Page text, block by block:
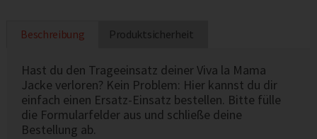
Beschreibung Produktsicherheit
Hast du den Trageeinsatz deiner Viva la Mama
Jacke verloren? Kein Problem: Hier kannst du dir
einfach einen Ersatz-Einsatz bestellen. Bitte fülle
die Formularfelder aus und schließe deine
Bestellung ab.